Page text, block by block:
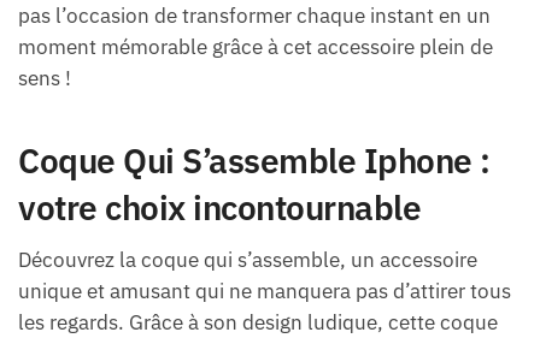
pas l’occasion de transformer chaque instant en un
moment mémorable grâce à cet accessoire plein de
sens !
Coque Qui S’assemble Iphone :
votre choix incontournable
Découvrez la coque qui s’assemble, un accessoire
unique et amusant qui ne manquera pas d’attirer tous
les regards. Grâce à son design ludique, cette coque